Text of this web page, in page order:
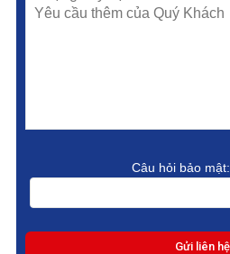
Câu hỏi bảo mật: